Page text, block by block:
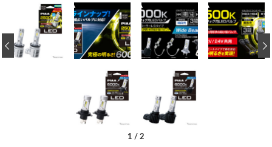
1 / 2
‹